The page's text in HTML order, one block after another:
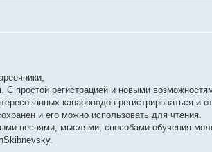
простой регистрацией и новыми
канароводов регистрироваться и
и его можно использовать для чтения.
песнями, мыслями, способами обучения